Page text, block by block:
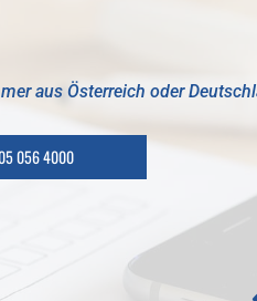
aus Österreich oder
056 4000